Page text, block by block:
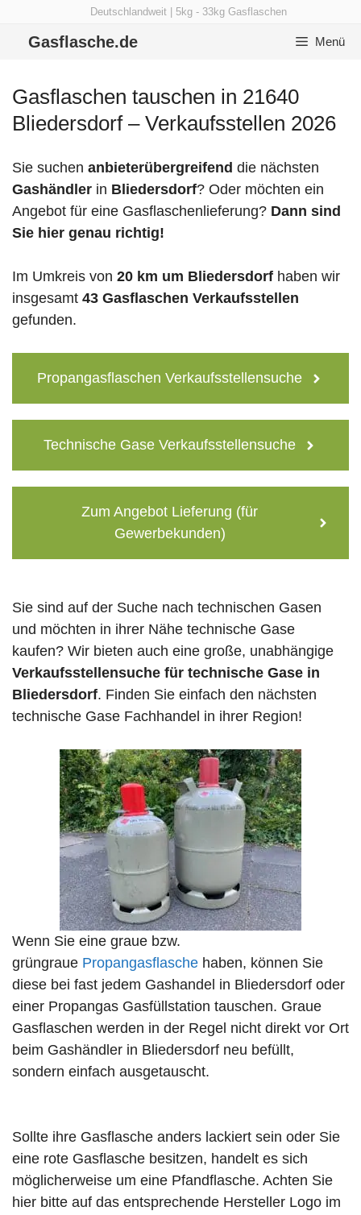
Deutschlandweit | 5kg - 33kg Gasflaschen
Gasflasche.de Menü
Gasflaschen tauschen in 21640
Bliedersdorf – Verkaufsstellen 2026
Sie suchen anbieterübergreifend die nächsten
Gashändler in Bliedersdorf? Oder möchten ein
Angebot für eine Gasflaschenlieferung? Dann sind
Sie hier genau richtig!
Im Umkreis von 20 km um Bliedersdorf haben wir
insgesamt 43 Gasflaschen Verkaufsstellen
gefunden.
Propangasflaschen Verkaufsstellensuche
Technische Gase Verkaufsstellensuche
Zum Angebot Lieferung (für
Gewerbekunden)
Sie sind auf der Suche nach technischen Gasen
und möchten in ihrer Nähe technische Gase
kaufen? Wir bieten auch eine große, unabhängige
Verkaufsstellensuche für technische Gase in
Bliedersdorf. Finden Sie einfach den nächsten
technische Gase Fachhandel in ihrer Region!
Wenn Sie eine graue bzw.
grüngraue Propangasflasche haben, können Sie
diese bei fast jedem Gashandel in Bliedersdorf oder
einer Propangas Gasfüllstation tauschen. Graue
Gasflaschen werden in der Regel nicht direkt vor Ort
beim Gashändler in Bliedersdorf neu befüllt,
sondern einfach ausgetauscht.
Sollte ihre Gasflasche anders lackiert sein oder Sie
eine rote Gasflasche besitzen, handelt es sich
möglicherweise um eine Pfandflasche. Achten Sie
hier bitte auf das entsprechende Hersteller Logo im